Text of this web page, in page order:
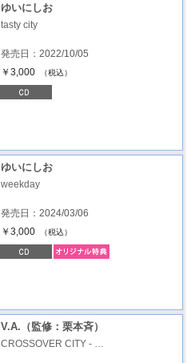
ゆいにしお
tasty city
発売日：2022/10/05
￥3,000
（税込）
ゆいにしお
weekday
発売日：2024/03/06
￥3,000
（税込）
V.A.（監修：栗本斉）
CROSSOVER CITY - …